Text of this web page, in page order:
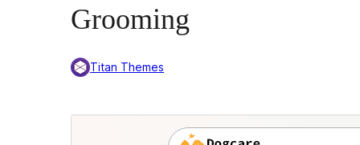
Grooming
Titan Themes